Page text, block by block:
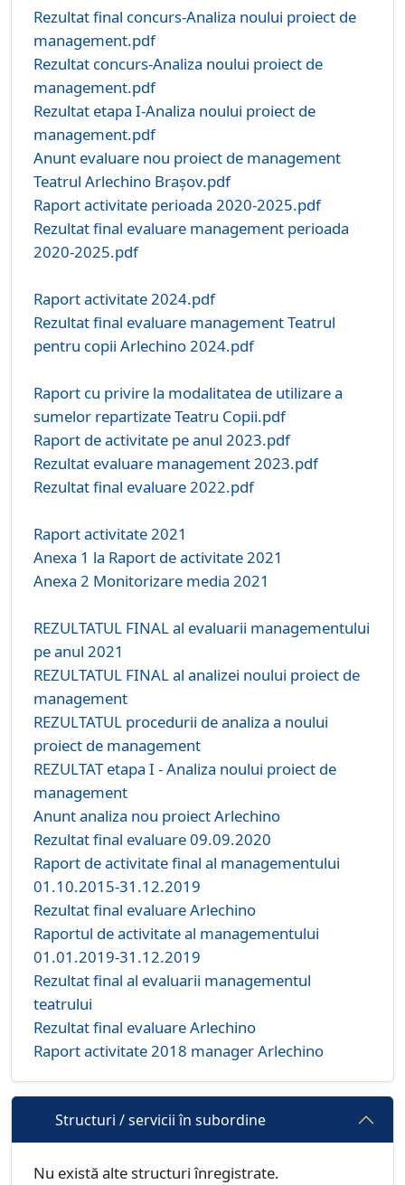
Rezultat final concurs-Analiza noului proiect de
management.pdf
Rezultat concurs-Analiza noului proiect de
management.pdf
Rezultat etapa I-Analiza noului proiect de
management.pdf
Anunt evaluare nou proiect de management
Teatrul Arlechino Brașov.pdf
Raport activitate perioada 2020-2025.pdf
Rezultat final evaluare management perioada
2020-2025.pdf
Raport activitate 2024.pdf
Rezultat final evaluare management Teatrul
pentru copii Arlechino 2024.pdf
Raport cu privire la modalitatea de utilizare a
sumelor repartizate Teatru Copii.pdf
Raport de activitate pe anul 2023.pdf
Rezultat evaluare management 2023.pdf
Rezultat final evaluare 2022.pdf
Raport activitate 2021
Anexa 1 la Raport de activitate 2021
Anexa 2 Monitorizare media 2021
REZULTATUL FINAL al evaluarii managementului
pe anul 2021
REZULTATUL FINAL al analizei noului proiect de
management
REZULTATUL procedurii de analiza a noului
proiect de management
REZULTAT etapa I - Analiza noului proiect de
management
Anunt analiza nou proiect Arlechino
Rezultat final evaluare 09.09.2020
Raport de activitate final al managementului
01.10.2015-31.12.2019
Rezultat final evaluare Arlechino
Raportul de activitate al managementului
01.01.2019-31.12.2019
Rezultat final al evaluarii managementul
teatrului
Rezultat final evaluare Arlechino
Raport activitate 2018 manager Arlechino
Structuri / servicii în subordine
Nu există alte structuri înregistrate.